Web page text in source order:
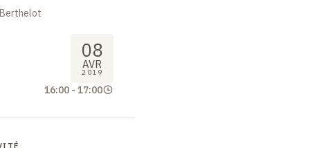
08
AVR
2019
16:00 - 17:00